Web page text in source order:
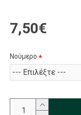
7,50€
Νούμερο